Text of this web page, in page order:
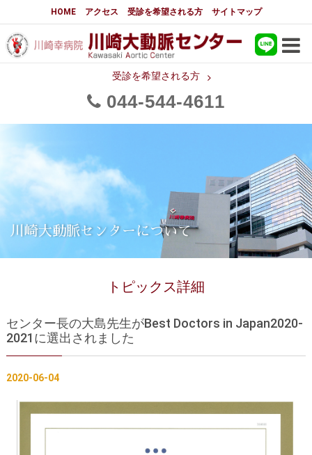
HOME アクセス 受診を希望される方 サイトマップ
受診を希望される方
044 544 4611
大動脈センターについて
はじめに 大動脈センターについて
大動脈手術の詳細実績
都道府県別患者マップ
フロア図
大動脈瘤について 基本編
胸部大動脈瘤の治療 腹部大動脈瘤の治療
川崎大動脈センターについて
トピックス詳細
センター長の大島先生がBest Doctors in Japan2020-
2021に選出されました
2020-06-04